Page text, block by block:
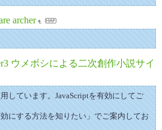
archer
ウメボシによる二次創作小説サイ
しています。JavaScriptを有効にしてご
にする方法を知りたい」でご案内してお